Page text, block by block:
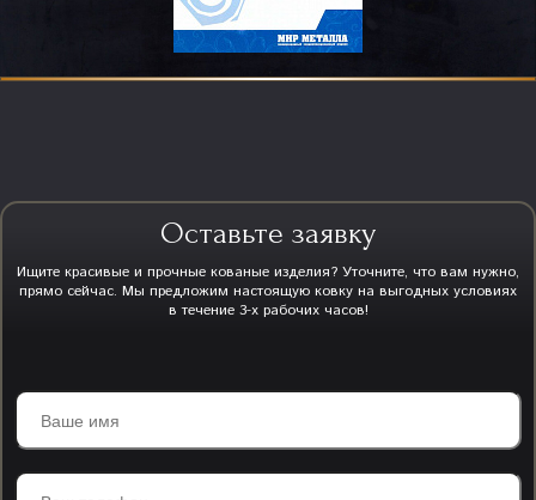
Оставьте заявку
Ищите красивые и прочные кованые изделия? Уточните, что вам нужно,
прямо сейчас. Мы предложим настоящую ковку на выгодных условиях
в течение 3-х рабочих часов!